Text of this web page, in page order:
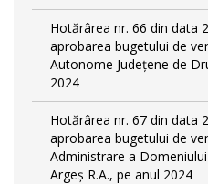
Hotărârea nr. 66 din data
aprobarea bugetului de
Autonome Județene de
2024
Hotărârea nr. 67 din data
aprobarea bugetului de
Administrare a
Argeș R.A., pe anul 2024